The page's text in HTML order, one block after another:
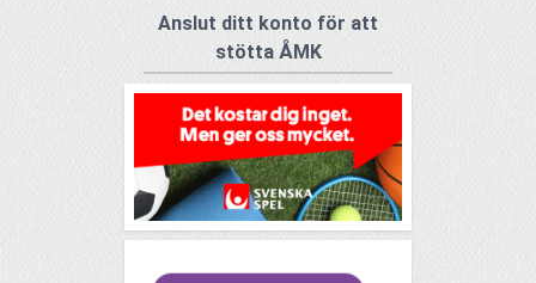
Anslut ditt konto för att
stötta ÅMK